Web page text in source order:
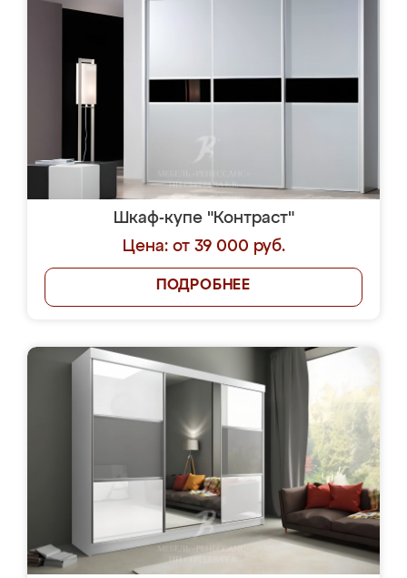
Шкаф-купе "Контраст"
Цена: от 39 000 руб.
ПОДРОБНЕЕ